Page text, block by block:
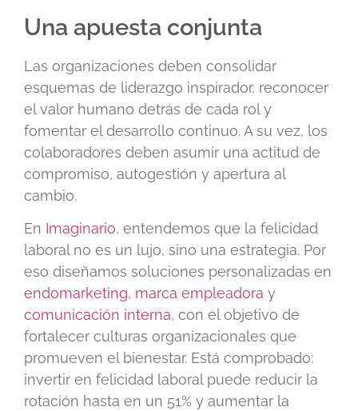
Una apuesta conjunta
Las organizaciones deben consolidar
esquemas de liderazgo inspirador, reconocer
el valor humano detrás de cada rol y
fomentar el desarrollo continuo. A su vez, los
colaboradores deben asumir una actitud de
compromiso, autogestión y apertura al
cambio.
En Imaginario, entendemos que la felicidad
laboral no es un lujo, sino una estrategia. Por
eso diseñamos soluciones personalizadas en
endomarketing, marca empleadora y
comunicación interna, con el objetivo de
fortalecer culturas organizacionales que
promueven el bienestar. Está comprobado:
invertir en felicidad laboral puede reducir la
rotación hasta en un 51% y aumentar la